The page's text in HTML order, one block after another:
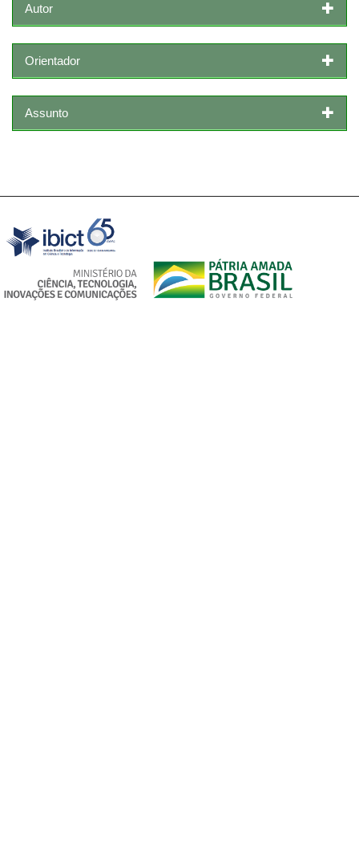
Autor
Orientador
Assunto